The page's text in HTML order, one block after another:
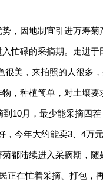
因地制宜引进万寿菊
忙碌的采摘期。走进
很美，来拍照的人很多
，种植简单，对土壤
10月，最少能采摘四
，今年大约能卖3、4万
都陆续进入采摘期，
正在忙着采摘、打包，